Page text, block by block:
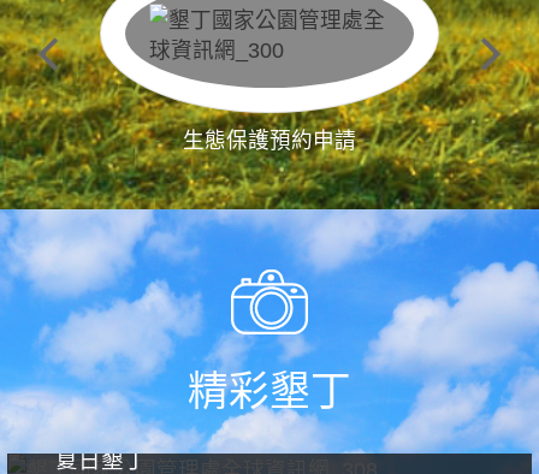
生態保護預約申請
精彩墾丁
夏日墾丁